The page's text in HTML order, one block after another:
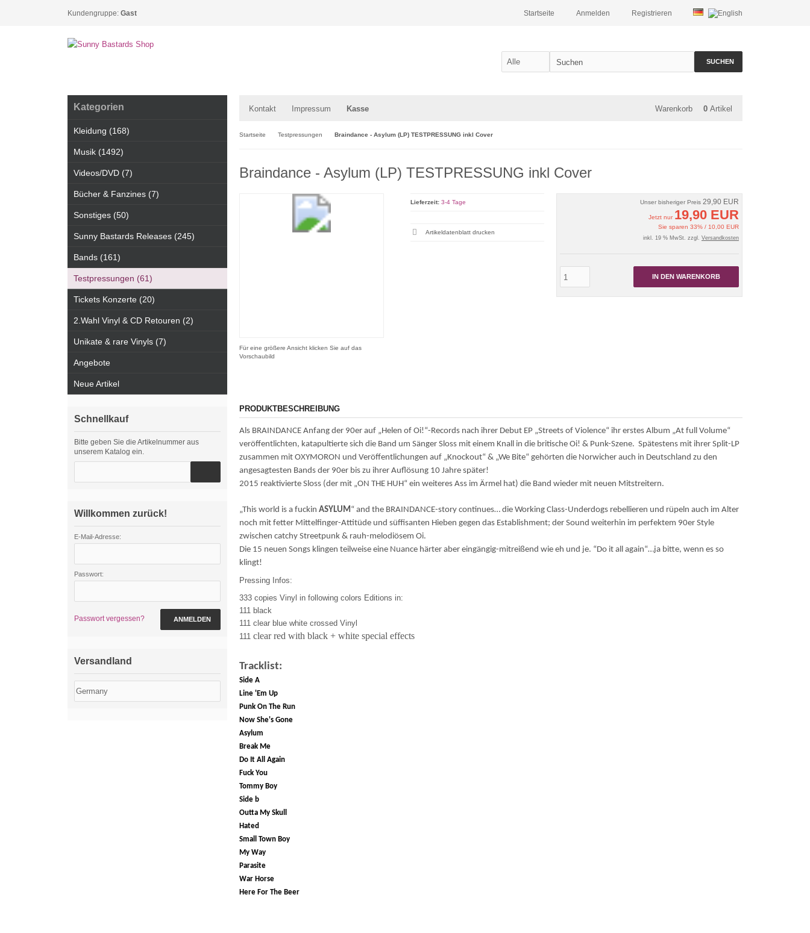
Kundengruppe: Gast Registrieren
Anmelden
Startseite
SUCHEN
Kontakt Impressum Kasse Warenkorb 0 Artikel
Startseite Testpressungen Braindance - Asylum (LP) TESTPRESSUNG inkl Cover
Braindance - Asylum (LP) TESTPRESSUNG inkl Cover
Für eine größere Ansicht klicken Sie auf das
Vorschaubild
Unser bisheriger Preis 29,90 EUR
Jetzt nur 19,90 EUR
Sie sparen 33% / 10,00 EUR
inkl. 19 % MwSt. zzgl. Versandkosten
IN DEN WARENKORB
Lieferzeit: 3-4 Tage
Artikeldatenblatt drucken
PRODUKTBESCHREIBUNG
Als BRAINDANCE Anfang der 90er auf „Helen of Oi!“-Records nach ihrer Debut EP „Streets of Violence“ ihr erstes Album „At full Volume“
veröffentlichten, katapultierte sich die Band um Sänger Sloss mit einem Knall in die britische Oi! & Punk-Szene. Spätestens mit ihrer Split-LP
zusammen mit OXYMORON und Veröffentlichungen auf „Knockout“ & „We Bite“ gehörten die Norwicher auch in Deutschland zu den
angesagtesten Bands der 90er bis zu ihrer Auflösung 10 Jahre später!
2015 reaktivierte Sloss (der mit „ON THE HUH“ ein weiteres Ass im Ärmel hat) die Band wieder mit neuen Mitstreitern.
„This world is a fuckin ASYLUM“ and the BRAINDANCE-story continues… die Working Class-Underdogs rebellieren und rüpeln auch im Alter
noch mit fetter Mittelfinger-Attitüde und süffisanten Hieben gegen das Establishment; der Sound weiterhin im perfektem 90er Style
zwischen catchy Streetpunk & rauh-melodiösem Oi.
Die 15 neuen Songs klingen teilweise eine Nuance härter aber eingängig-mitreißend wie eh und je. “Do it all again“…ja bitte, wenn es so
klingt!
Pressing Infos:
333 copies Vinyl in following colors Editions in:
111 black
111 clear blue white crossed Vinyl
111 clear red with black + white special effects
Tracklist:
Side A
Line 'Em Up
Punk On The Run
Now She's Gone
Asylum
Break Me
Do It All Again
Fuck You
Tommy Boy
Side b
Outta My Skull
Hated
Small Town Boy
My Way
Parasite
War Horse
Here For The Beer
Kategorien
Kleidung (168)
Musik (1492)
Videos/DVD (7)
Bücher & Fanzines (7)
Sonstiges (50)
Sunny Bastards Releases (245)
Bands (161)
Testpressungen (61)
Tickets Konzerte (20)
2.Wahl Vinyl & CD Retouren (2)
Unikate & rare Vinyls (7)
Angebote
Neue Artikel
Schnellkauf
Bitte geben Sie die Artikelnummer aus
unserem Katalog ein.
Willkommen zurück!
E-Mail-Adresse:
Passwort:
Passwort vergessen? ANMELDEN
Versandland